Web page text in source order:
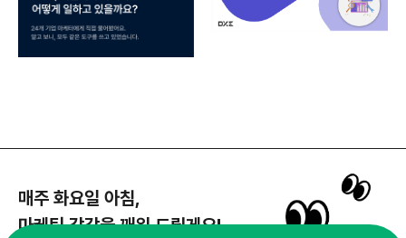
매주 화요일 아침,
마케팅 감각을 깨워 드릴게요!